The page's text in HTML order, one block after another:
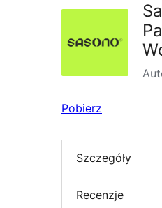
Pobierz
Szczegóły
Recenzje